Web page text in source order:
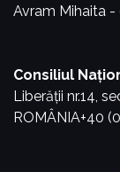
Avram Mihaita -
Consiliul
Liberății nr.14,
ROMÂNIA+40